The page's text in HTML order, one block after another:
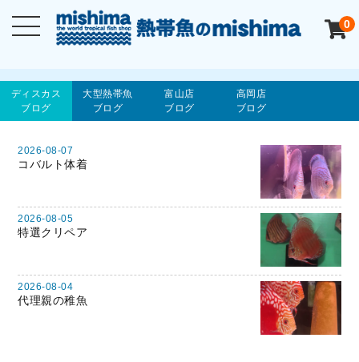
0
ディスカス
ブログ
大型熱帯魚
ブログ
富山店
ブログ
高岡店
ブログ
2026-08-07
コバルト体着
2026-08-05
特選クリペア
2026-08-04
代理親の稚魚